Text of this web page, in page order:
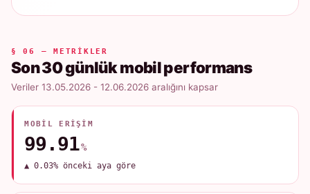
§ 06 — METRIKLER
Son 30 günlük mobil performans
Veriler 13.05.2026 - 12.06.2026 aralığını kapsar
MOBIL ERIŞIM
99.91%
▲ 0.03% önceki aya göre